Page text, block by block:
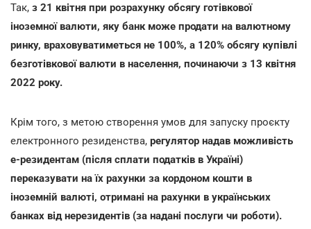
Так, з 21 квітня при розрахунку обсягу готівкової
іноземної валюти, яку банк може продати на валютному
ринку, враховуватиметься не 100%, а 120% обсягу купівлі
безготівкової валюти в населення, починаючи з 13 квітня
2022 року.
Крім того, з метою створення умов для запуску проєкту
електронного резиденства, регулятор надав можливість
е-резидентам (після сплати податків в Україні)
переказувати на їх рахунки за кордоном кошти в
іноземній валюті, отримані на рахунки в українських
банках від нерезидентів (за надані послуги чи роботи).